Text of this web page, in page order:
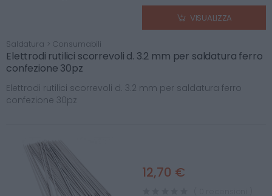
VISUALIZZA
Saldatura > Consumabili
Elettrodi rutilici scorrevoli d. 3.2 mm per saldatura ferro
confezione 30pz
Elettrodi rutilici scorrevoli d. 3.2 mm per saldatura ferro
confezione 30pz
12,70 €